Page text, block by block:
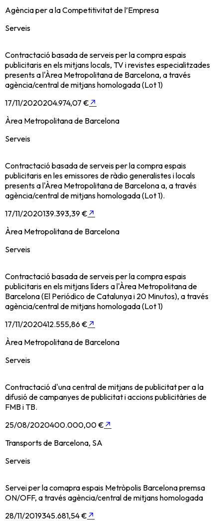
Agència per a la Competitivitat de l’Empresa
Serveis
Contractació basada de serveis per la compra espais
publicitaris en els mitjans locals, TV i revistes especialitzades
presents a l'Àrea Metropolitana de Barcelona, a través
agència/central de mitjans homologada (Lot 1)
17/11/2020204.974,07 € ↗
Àrea Metropolitana de Barcelona
Serveis
Contractació basada de serveis per la compra espais
publicitaris en les emissores de ràdio generalistes i locals
presents a l'Àrea Metropolitana de Barcelona a, a través
agència/central de mitjans homologada (Lot 1).
17/11/2020139.393,39 € ↗
Àrea Metropolitana de Barcelona
Serveis
Contractació basada de serveis per la compra espais
publicitaris en els mitjans líders a l'Àrea Metropolitana de
Barcelona (El Periódico de Catalunya i 20 Minutos), a través
agència/central de mitjans homologada (Lot 1)
17/11/2020412.555,86 € ↗
Àrea Metropolitana de Barcelona
Serveis
Contractació d'una central de mitjans de publicitat per a la
difusió de campanyes de publicitat i accions publicitàries de
FMB i TB.
25/08/2020400.000,00 € ↗
Transports de Barcelona, SA
Serveis
Servei per la comapra espais Metròpolis Barcelona premsa
ON/OFF, a través agència/central de mitjans homologada
28/11/2019345.681,54 € ↗